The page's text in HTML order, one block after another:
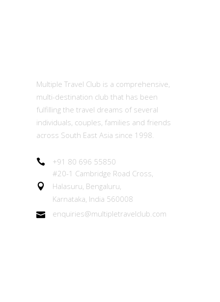
Multiple Travel Club is a comprehensive,
multi-destination club that has been
fulfilling the travel dreams of several
individuals, couples, families and friends
across South East Asia since 1998.
+91 80 696 55850
#20-1 Cambridge Road Cross,
Halasuru, Bengaluru,
Karnataka, India 560008
enquiries@multipletravelclub.com